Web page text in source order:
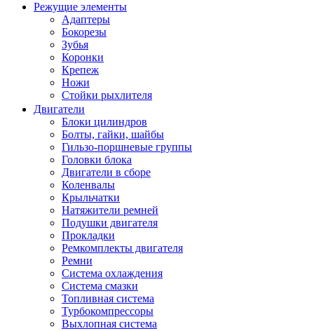
Режущие элементы
Адаптеры
Бокорезы
Зубья
Коронки
Крепеж
Ножи
Стойки рыхлителя
Двигатели
Блоки цилиндров
Болты, гайки, шайбы
Гильзо-поршневые группы
Головки блока
Двигатели в сборе
Коленвалы
Крыльчатки
Натяжители ремней
Подушки двигателя
Прокладки
Ремкомплекты двигателя
Ремни
Система охлаждения
Система смазки
Топливная система
Турбокомпрессоры
Выхлопная система